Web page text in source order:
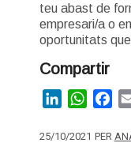
teu abast de
empresari/a o
oportunitats
Compartir
LinkedIn
25/10/2021 PER